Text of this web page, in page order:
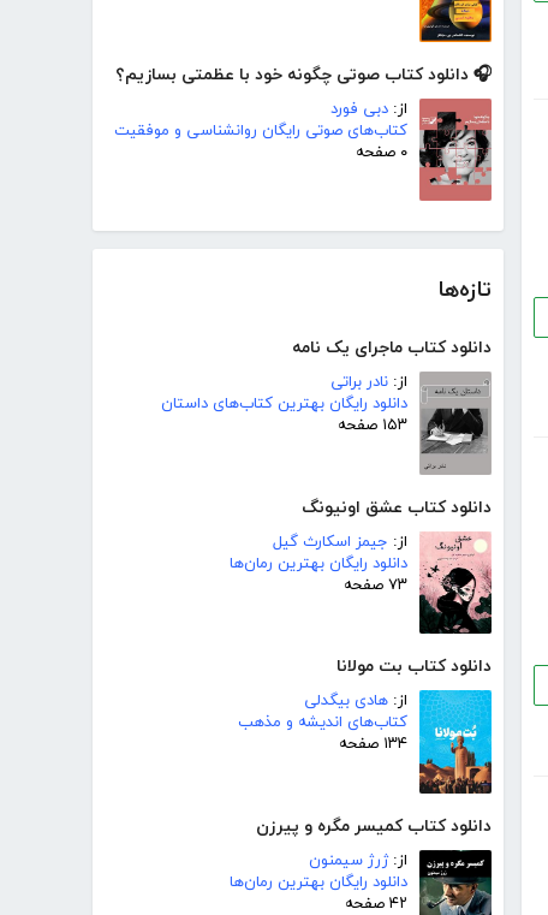
🎧 دانلود کتاب صوتی چگونه خود با عظمتی بسازیم؟
از: دبی فورد
کتاب‌های صوتی رایگان روانشناسی و موفقیت
۰ صفحه
تازه‌ها
دانلود کتاب ماجرای یک نامه
از: نادر براتی
دانلود رایگان بهترین کتاب‌های داستان
۱۵۳ صفحه
دانلود کتاب عشق اونیونگ
از: جیمز اسکارث گیل
دانلود رایگان بهترین رمان‌ها
۷۳ صفحه
دانلود کتاب بت مولانا
از: هادی بیگدلی
کتاب‌های اندیشه و مذهب
۱۳۴ صفحه
دانلود کتاب کمیسر مگره و پیرزن
از:ژرژ سیمنون
دانلود رایگان بهترین رمان‌ها
۴۲ صفحه